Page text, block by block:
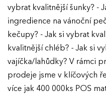
vybrat kvalitnější šunky? -
ingredience na vánoční
kečupy? - Jak si vybrat
kvalitnější chléb? - Jak si
vajíčka/lahůdky? V rámci
prodeje jsme v klíčových
více jak 400 000ks POS